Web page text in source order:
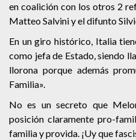
en coalición con los otros 2
Matteo Salvini y el difunto
En un giro histórico, Italia
como jefa de Estado, siendo
llorona porque además
Familia».
No es un secreto que
posición claramente pro-
familia y provida. ¡Uy que